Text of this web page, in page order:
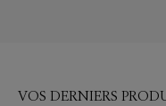
VOS DERNIERS